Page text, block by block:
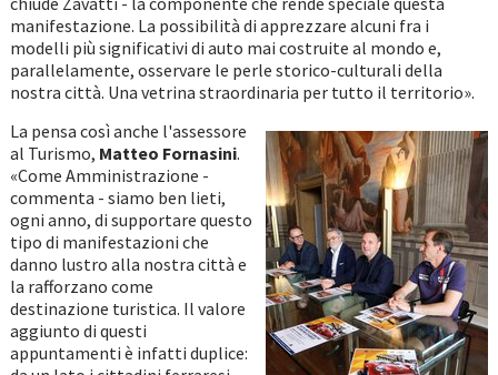
manifestazione. La possibilità di apprezzare alcuni fra i
modelli più significativi di auto mai costruite al mondo e,
parallelamente, osservare le perle storico-culturali della
nostra città. Una vetrina straordinaria per tutto il territorio».
La pensa così anche l'assessore
al Turismo, Matteo Fornasini.
«Come Amministrazione -
commenta - siamo ben lieti,
ogni anno, di supportare questo
tipo di manifestazioni che
danno lustro alla nostra città e
la rafforzano come
destinazione turistica. Il valore
aggiunto di questi
appuntamenti è infatti duplice: